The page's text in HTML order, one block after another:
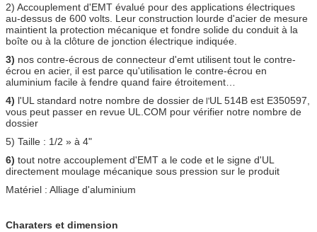
2) Accouplement d'EMT évalué pour des applications électriques
au-dessus de 600 volts. Leur construction lourde d'acier de mesure
maintient la protection mécanique et fondre solide du conduit à la
boîte ou à la clôture de jonction électrique indiquée.
3) nos contre-écrous de connecteur d'emt utilisent tout le contre-
écrou en acier, il est parce qu'utilisation le contre-écrou en
aluminium facile à fendre quand faire étroitement…
4) l'UL standard notre nombre de dossier de l'UL 514B est E350597,
vous peut passer en revue UL.COM pour vérifier notre nombre de
dossier
5) Taille : 1/2 » à 4"
6) tout notre accouplement d'EMT a le code et le signe d'UL
directement moulage mécanique sous pression sur le produit
Matériel : Alliage d'aluminium
Charaters et dimension